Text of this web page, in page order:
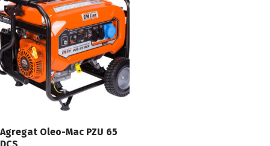
Agregat Oleo-Mac PZU 65